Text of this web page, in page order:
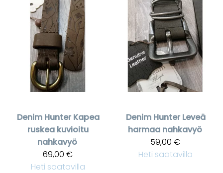
Denim Hunter Kapea
ruskea kuvioitu
nahkavyö
69,00 €
Heti saatavilla
Denim Hunter Leveä
harmaa nahkavyö
59,00 €
Heti saatavilla